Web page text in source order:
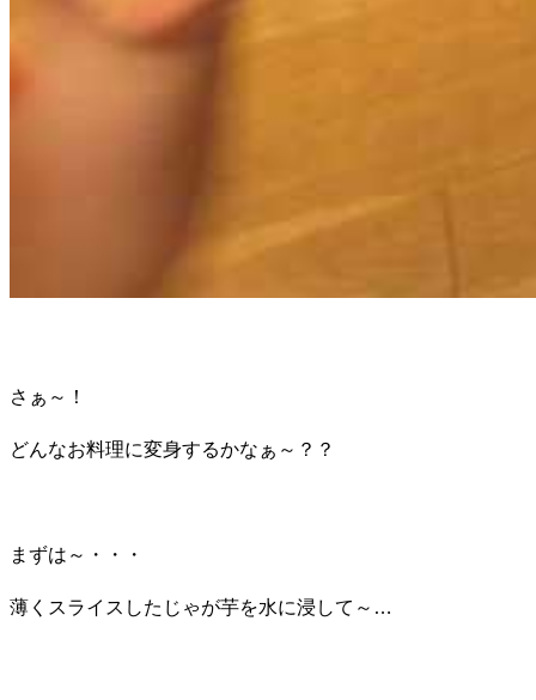
さぁ～！
どんなお料理に変身するかなぁ～？？
まずは～・・・
薄くスライスしたじゃが芋を水に浸して～…